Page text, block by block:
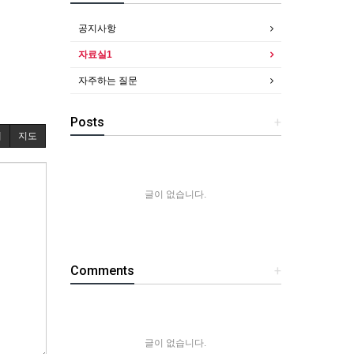
지도
공지사항
자료실1
자주하는 질문
+
Posts
글이 없습니다.
+
Comments
글이 없습니다.